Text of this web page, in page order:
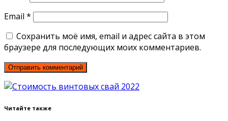
Email *
Сохранить моё имя, email и адрес сайта в этом
браузере для последующих моих комментариев.
Читайте также